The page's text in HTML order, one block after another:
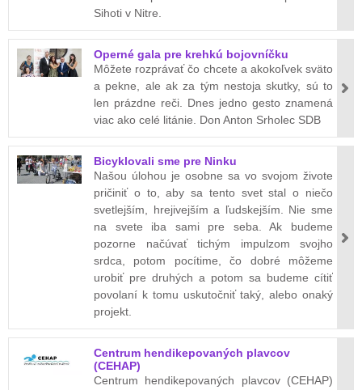
Sihoti v Nitre.
Operné gala pre krehkú bojovníčku
Môžete rozprávať čo chcete a akokoľvek sväto
a pekne, ale ak za tým nestoja skutky, sú to
len prázdne reči. Dnes jedno gesto znamená
viac ako celé litánie. Don Anton Srholec SDB
Bicyklovali sme pre Ninku
Našou úlohou je osobne sa vo svojom živote
pričiniť o to, aby sa tento svet stal o niečo
svetlejším, hrejivejším a ľudskejším. Nie sme
na svete iba sami pre seba. Ak budeme
pozorne načúvať tichým impulzom svojho
srdca, potom pocítime, čo dobré môžeme
urobiť pre druhých a potom sa budeme cítiť
povolaní k tomu uskutočniť taký, alebo onaký
projekt.
Centrum hendikepovaných plavcov
(CEHAP)
Centrum hendikepovaných plavcov (CEHAP)